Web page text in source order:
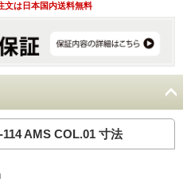
文は日本国内送料無料
AMS COL.01 寸法